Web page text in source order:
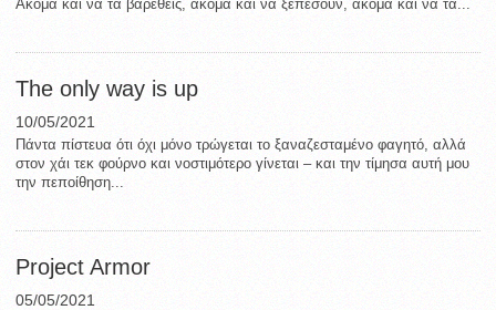
Ακόμα και να τα βαρεθείς, ακόμα και να ξεπέσουν, ακόμα και να τα...
The only way is up
10/05/2021
Πάντα πίστευα ότι όχι μόνο τρώγεται το ξαναζεσταμένο φαγητό, αλλά
στον χάι τεκ φούρνο και νοστιμότερο γίνεται – και την τίμησα αυτή μου
την πεποίθηση...
Project Armor
05/05/2021